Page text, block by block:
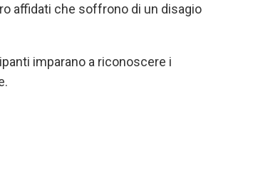
affidati che soffrono di un disagio
imparano a riconoscere i